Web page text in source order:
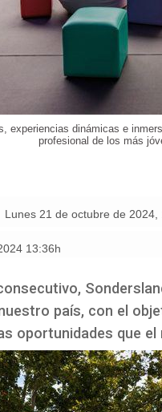
experiencias dinámicas e
profesional de los más
lunes 21 de octubre de 2024,
13:36h
país, con el
oportunidades que